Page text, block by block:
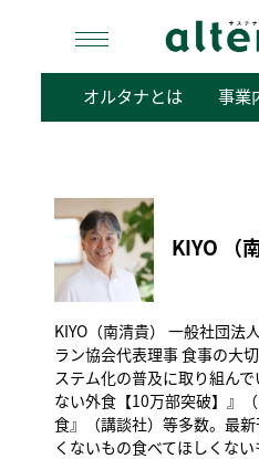
検
オルタナとは 事業
KIYO （
KIYO（南清貴） 一般社団法
ラン協会代表理事 食事の大
ステム化の普及に取り組ん
ない外食【10万部突破】』
食』（講談社）等多数。最
くないもの食べてほしくない